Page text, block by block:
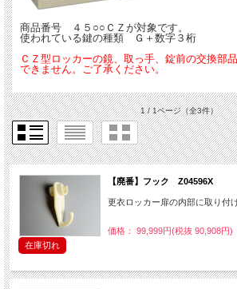
商品番号 ４５○○ＣＺが対象です。
使われている鍵の種類 Ｇ＋数字３桁
ＣＺ型ロッカーの鏡、取っ手、錠前の交換部
できません。ご了承ください。
1 / 1ページ（全3件）
【廃番】フック Z04596X
更衣ロッカー扉の内部に取り付
価格： 99,999円(税抜 90,908円)
在庫切れ